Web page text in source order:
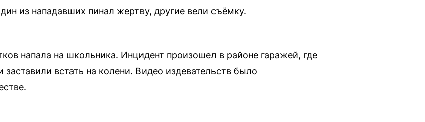
из нападавших пинал жертву, другие вели съёмку.
напала на школьника. Инцидент произошел в районе гаражей, где
встать на колени. Видео издевательств было